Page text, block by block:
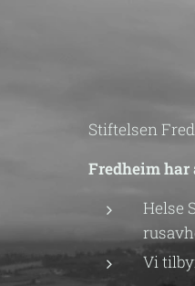
Stiftelsen
Fredheim har
Helse
Vi